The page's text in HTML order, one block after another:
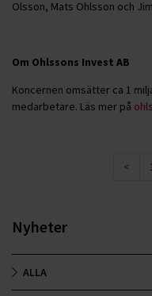
Olsson, Mats Ohlsson och
Om Ohlssons Invest AB
Koncernen omsätter ca 1
medarbetare. Läs mer på
<
Nyheter
ALLA